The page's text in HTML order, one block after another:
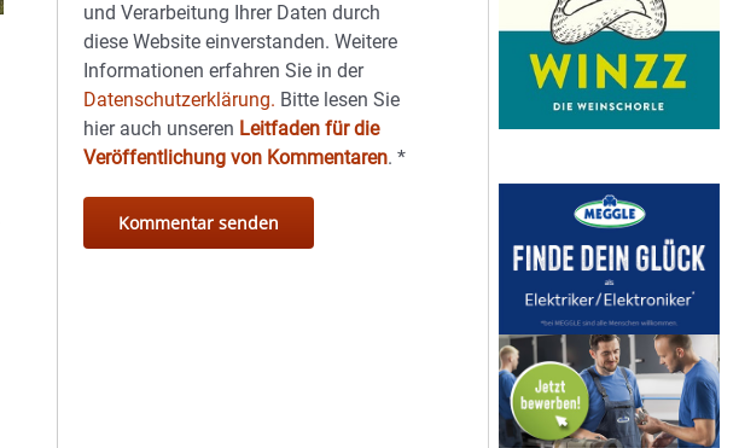
und Verarbeitung Ihrer Daten durch
diese Website einverstanden. Weitere
Informationen erfahren Sie in der
Datenschutzerklärung. Bitte lesen Sie
hier auch unseren Leitfaden für die
Veröffentlichung von Kommentaren.*